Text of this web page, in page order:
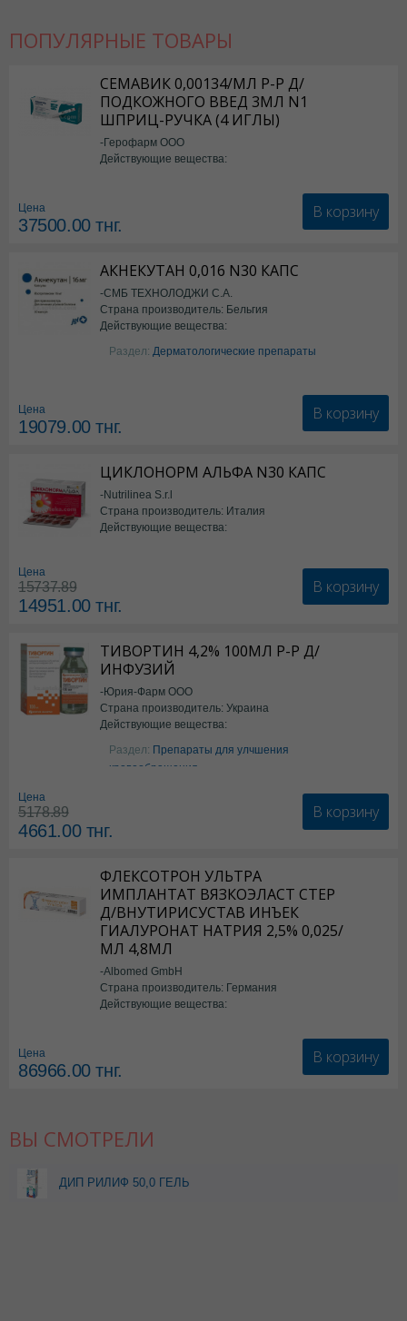
ПОПУЛЯРНЫЕ ТОВАРЫ
СЕМАВИК 0,00134/МЛ Р-Р Д/
ПОДКОЖНОГО ВВЕД 3МЛ N1
ШПРИЦ-РУЧКА (4 ИГЛЫ)
-Герофарм ООО
Действующие вещества:
Цена
37500.00тнг.
В корзину
АКНЕКУТАН 0,016 N30 КАПС
-СМБ ТЕХНОЛОДЖИ С.А.
Страна производитель: Бельгия
Действующие вещества:
Изотретиноин
Раздел: Дерматологические препараты
Цена
19079.00тнг.
В корзину
ЦИКЛОНОРМ АЛЬФА N30 КАПС
-Nutrilinea S.r.l
Страна производитель: Италия
Действующие вещества:
Цена
15737.89
14951.00тнг.
В корзину
ТИВОРТИН 4,2% 100МЛ Р-Р Д/
ИНФУЗИЙ
-Юрия-Фарм ООО
Страна производитель: Украина
Действующие вещества:
Аргинин
Раздел: Препараты для улчшения
кровообращения
Цена
5178.89
4661.00тнг.
В корзину
ФЛЕКСОТРОН УЛЬТРА
ИМПЛАНТАТ ВЯЗКОЭЛАСТ СТЕР
Д/ВНУТИРИСУСТАВ ИНЪЕК
ГИАЛУРОНАТ НАТРИЯ 2,5% 0,025/
МЛ 4,8МЛ
-Albomed GmbH
Страна производитель: Германия
Действующие вещества:
Цена
86966.00тнг.
В корзину
ВЫ СМОТРЕЛИ
ДИП РИЛИФ 50,0 ГЕЛЬ